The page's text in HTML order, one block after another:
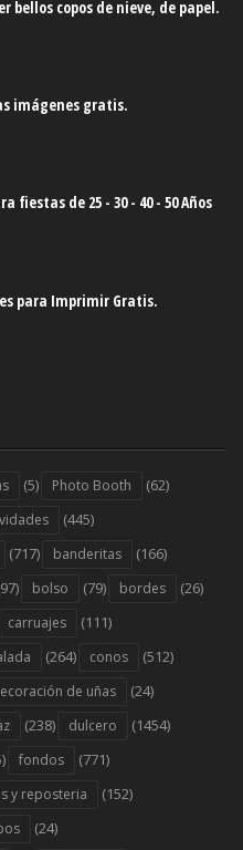
bellos copos de nieve, de papel.
imágenes gratis.
fiestas de 25 - 30 - 40 - 50 Años
para Imprimir Gratis.
(5) Photo Booth (62)
(445)
(717) banderitas (166)
bolso (79) bordes (26)
carruajes (111)
(264) conos (512)
de uñas (24)
(238) dulcero (1454)
fondos (771)
y reposteria (152)
(24)